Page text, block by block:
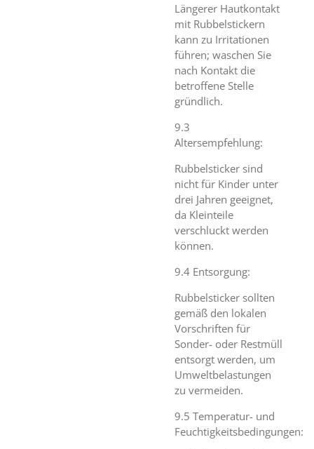
Längerer Hautkontakt
mit Rubbelstickern
kann zu Irritationen
führen; waschen Sie
nach Kontakt die
betroffene Stelle
gründlich.
9.3
Altersempfehlung:
Rubbelsticker sind
nicht für Kinder unter
drei Jahren geeignet,
da Kleinteile
verschluckt werden
können.
9.4 Entsorgung:
Rubbelsticker sollten
gemäß den lokalen
Vorschriften für
Sonder- oder Restmüll
entsorgt werden, um
Umweltbelastungen
zu vermeiden.
9.5 Temperatur- und
Feuchtigkeitsbedingungen: